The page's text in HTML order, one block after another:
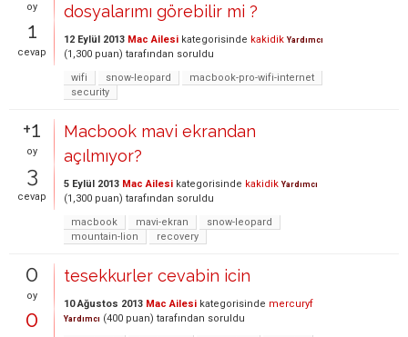
oy
1
cevap
dosyalarımı görebilir mi ?
12 Eylül 2013 Mac Ailesi kategorisinde kakidik Yardımcı
(1,300 puan) tarafından soruldu
wifi
snow-leopard
macbook-pro-wifi-internet
security
+1
oy
3
cevap
Macbook mavi ekrandan
açılmıyor?
5 Eylül 2013 Mac Ailesi kategorisinde kakidik Yardımcı
(1,300 puan) tarafından soruldu
macbook
mavi-ekran
snow-leopard
mountain-lion
recovery
0
oy
0
tesekkurler cevabin icin
10 Ağustos 2013 Mac Ailesi kategorisinde mercuryf
Yardımcı (400 puan) tarafından soruldu